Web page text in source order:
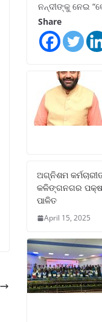
ନନ୍ଦୀଙ୍କୁ ନେଇ
Share
ଅଗ୍ନିଶମ
କଳିଙ୍ଗନଗର
ପାଳିତ
April 15, 2025